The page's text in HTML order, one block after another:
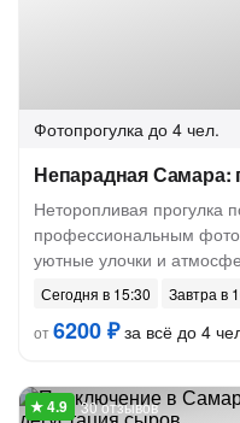
Фотопрогулка до 4 чел.
Непарадная Самара:
Неторопливая прогулка
профессиональным
уютные улочки и
Сегодня в 15:30
Завтра в
от6200 ₽за всё до 4
30 отзывов